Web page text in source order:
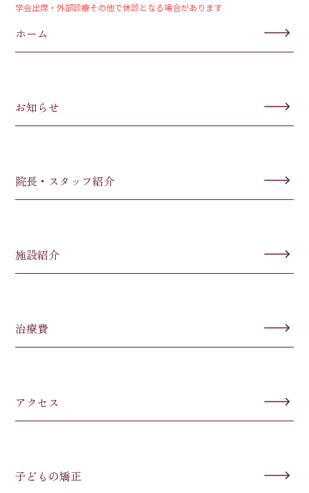
学会出席・外部診療その他で休診となる場合があります
ホーム
お知らせ
院長・スタッフ紹介
施設紹介
治療費
アクセス
子どもの矯正